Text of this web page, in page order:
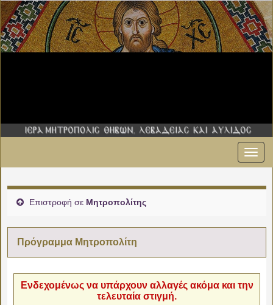
Επιστροφή σε Μητροπολίτης
Πρόγραμμα Μητροπολίτη
Ενδεχομένως να υπάρχουν αλλαγές ακόμα και την
τελευταία στιγμή.